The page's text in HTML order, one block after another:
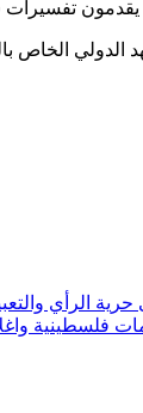
تفسيرات
الدولي الخاص
الرأي